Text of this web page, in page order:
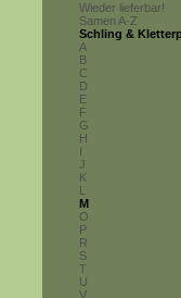
Wieder lieferbar!
Samen A-Z
Schling &
A
B
C
D
E
F
G
H
I
J
K
L
M
O
P
R
S
T
U
V